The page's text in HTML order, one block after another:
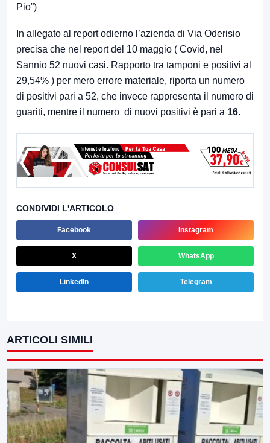
Pio”)
In allegato al report odierno l’azienda di Via Oderisio
precisa che nel report del 10 maggio ( Covid, nel
Sannio 52 nuovi casi. Rapporto tra tamponi e positivi al
29,54% ) per mero errore materiale, riporta un numero
di positivi pari a 52, che invece rappresenta il numero di
guariti, mentre il numero di nuovi positivi è pari a 16.
CONDIVIDI L'ARTICOLO
Facebook Instagram
X WhatsApp
LinkedIn Telegram
ARTICOLI SIMILI